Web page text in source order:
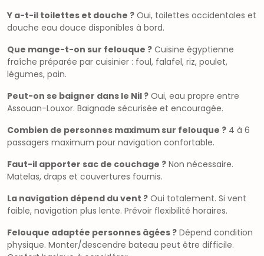
Y a-t-il toilettes et douche ? Oui, toilettes occidentales et
douche eau douce disponibles à bord.
Que mange-t-on sur felouque ? Cuisine égyptienne
fraîche préparée par cuisinier : foul, falafel, riz, poulet,
légumes, pain.
Peut-on se baigner dans le Nil ? Oui, eau propre entre
Assouan-Louxor. Baignade sécurisée et encouragée.
Combien de personnes maximum sur felouque ? 4 à 6
passagers maximum pour navigation confortable.
Faut-il apporter sac de couchage ? Non nécessaire.
Matelas, draps et couvertures fournis.
La navigation dépend du vent ? Oui totalement. Si vent
faible, navigation plus lente. Prévoir flexibilité horaires.
Felouque adaptée personnes âgées ? Dépend condition
physique. Monter/descendre bateau peut être difficile.